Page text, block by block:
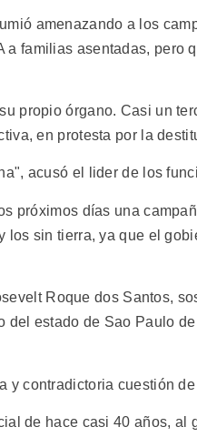
amenazando a los
a familias asentadas, pero
propio órgano. Casi un
en protesta por la
acusó el lider de los
próximos días una
los sin tierra, ya que el
Roque dos Santos,
estado de Sao Paulo
y contradictoria cuestión
de hace casi 40 años, al